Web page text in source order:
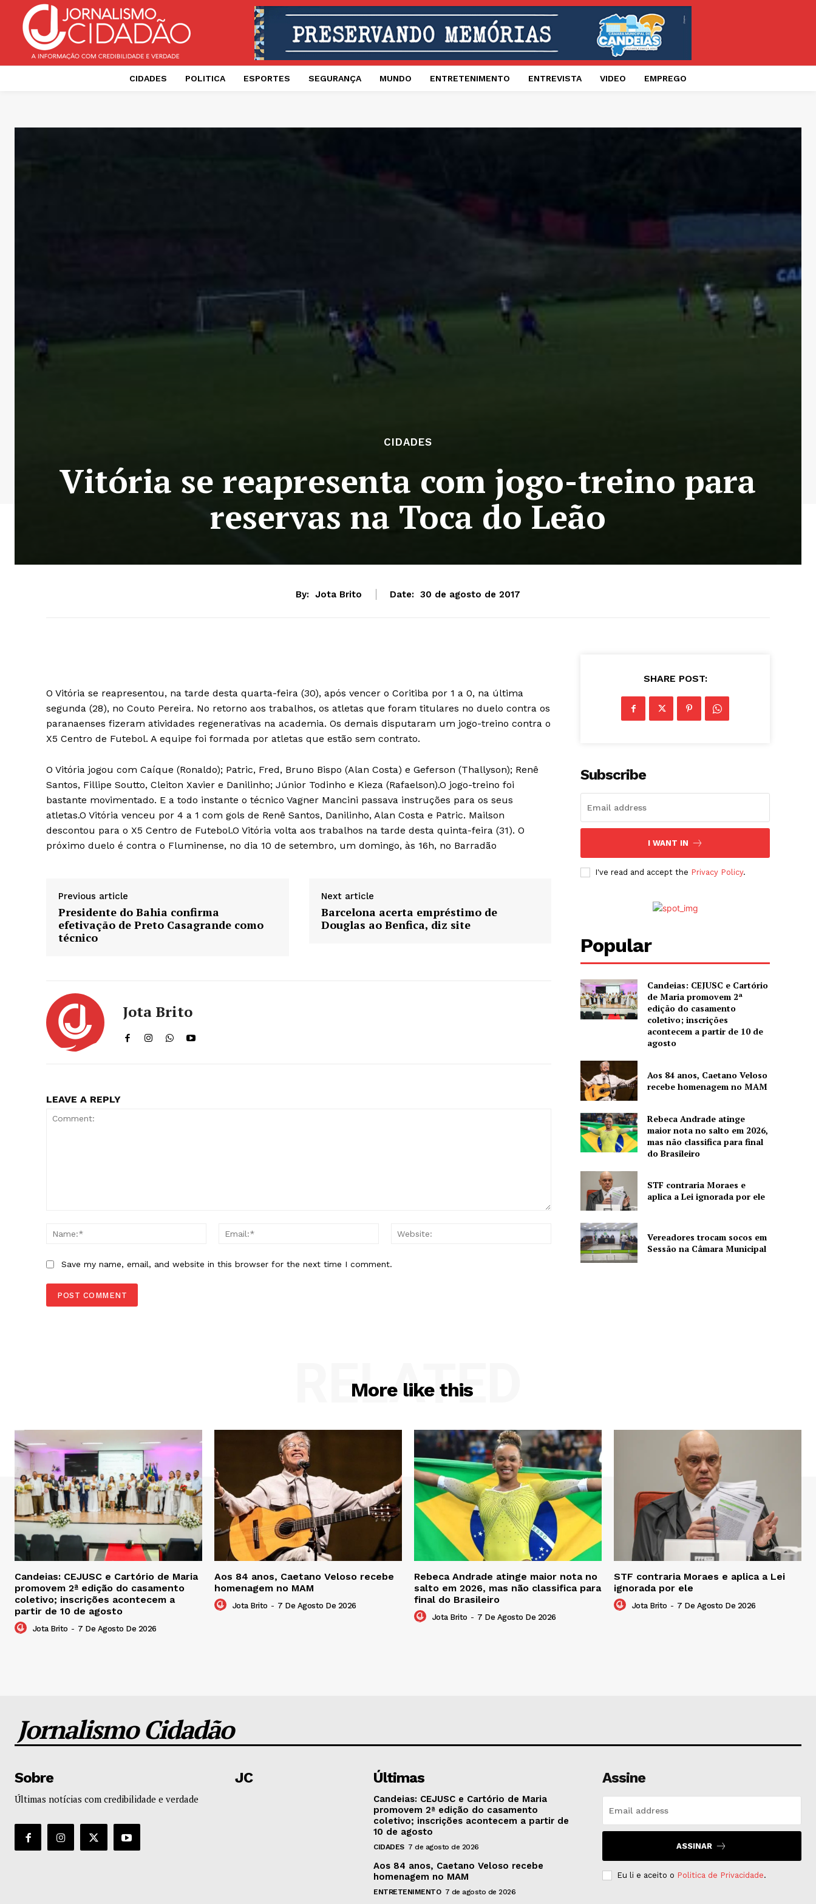
CIDADES POLITICA ESPORTES SEGURANÇA MUNDO ENTRETENIMENTO ENTREVISTA VIDEO EMPREGO
CIDADES
Vitória se reapresenta com jogo-treino para
reservas na Toca do Leão
By: Jota Brito Date: 30 de agosto de 2017
O Vitória se reapresentou, na tarde desta quarta-feira (30), após vencer o Coritiba por 1 a 0, na última
segunda (28), no Couto Pereira. No retorno aos trabalhos, os atletas que foram titulares no duelo contra os
paranaenses fizeram atividades regenerativas na academia. Os demais disputaram um jogo-treino contra o
X5 Centro de Futebol. A equipe foi formada por atletas que estão sem contrato.
O Vitória jogou com Caíque (Ronaldo); Patric, Fred, Bruno Bispo (Alan Costa) e Geferson (Thallyson); Renê
Santos, Fillipe Soutto, Cleiton Xavier e Danilinho; Júnior Todinho e Kieza (Rafaelson).O jogo-treino foi
bastante movimentado. E a todo instante o técnico Vagner Mancini passava instruções para os seus
atletas.O Vitória venceu por 4 a 1 com gols de Renê Santos, Danilinho, Alan Costa e Patric. Mailson
descontou para o X5 Centro de Futebol.O Vitória volta aos trabalhos na tarde desta quinta-feira (31). O
próximo duelo é contra o Fluminense, no dia 10 de setembro, um domingo, às 16h, no Barradão
Previous article
Presidente do Bahia confirma
efetivação de Preto Casagrande como
técnico
Next article
Barcelona acerta empréstimo de
Douglas ao Benfica, diz site
Jota Brito
LEAVE A REPLY
Name:*
Email:* Website:
Save my name, email, and website in this browser for the next time I comment.
SHARE POST:
Subscribe
I WANT IN
I've read and accept the Privacy Policy.
Popular
Candeias: CEJUSC e Cartório
de Maria promovem 2ª
edição do casamento
coletivo; inscrições
acontecem a partir de 10 de
agosto
Aos 84 anos, Caetano Veloso
recebe homenagem no MAM
Rebeca Andrade atinge
maior nota no salto em 2026,
mas não classifica para final
do Brasileiro
STF contraria Moraes e
aplica a Lei ignorada por ele
Vereadores trocam socos em
Sessão na Câmara Municipal
More like this
RELATED
Candeias: CEJUSC e Cartório de Maria
promovem 2ª edição do casamento
coletivo; inscrições acontecem a
partir de 10 de agosto
Jota Brito - 7 De Agosto De 2026
Aos 84 anos, Caetano Veloso recebe
homenagem no MAM
Jota Brito - 7 De Agosto De 2026
Rebeca Andrade atinge maior nota no
salto em 2026, mas não classifica para
final do Brasileiro
Jota Brito - 7 De Agosto De 2026
STF contraria Moraes e aplica a Lei
ignorada por ele
Jota Brito - 7 De Agosto De 2026
Jornalismo Cidadão
Sobre
Últimas notícias com credibilidade e verdade
JC Últimas
Candeias: CEJUSC e Cartório de Maria
promovem 2ª edição do casamento
coletivo; inscrições acontecem a partir de
10 de agosto
CIDADES 7 de agosto de 2026
Aos 84 anos, Caetano Veloso recebe
homenagem no MAM
ENTRETENIMENTO 7 de agosto de 2026
Assine
ASSINAR
Eu li e aceito o Politica de Privacidade.